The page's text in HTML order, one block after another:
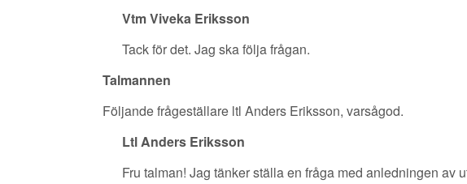
Vtm Viveka Eriksson
Tack för det. Jag ska följa frågan.
Talmannen
Följande frågeställare ltl Anders Eriksson, varsågod.
Ltl Anders Eriksson
Fru talman! Jag tänker ställa en fråga med anledningen